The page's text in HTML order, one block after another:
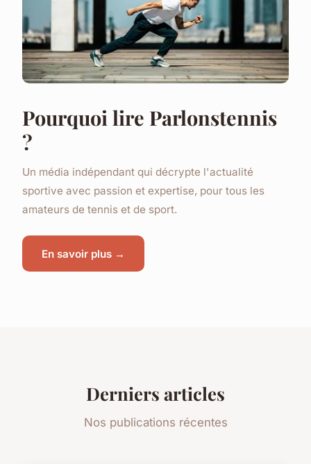
Pourquoi lire Parlonstennis
?
Un média indépendant qui décrypte l'actualité
sportive avec passion et expertise, pour tous les
amateurs de tennis et de sport.
En savoir plus →
Derniers articles
Nos publications récentes